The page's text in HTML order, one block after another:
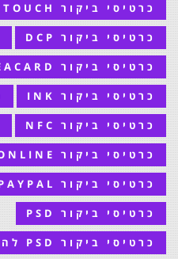
כרטיסי ביקור COLOR TOUCH
כרטיסי ביקור DCP
כרטיסי ביקור HAVEACARD
כרטיסי ביקור INK
כרטיסי ביקור NFC
כרטיסי ביקור ONLINE
כרטיסי ביקור PAYPAL
כרטיסי ביקור PSD
כרטיסי ביקור PSD להורדה